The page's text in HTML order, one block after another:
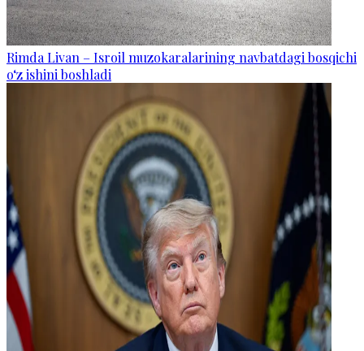
Rimda Livan – Isroil muzokaralarining navbatdagi bosqichi
o‘z ishini boshladi